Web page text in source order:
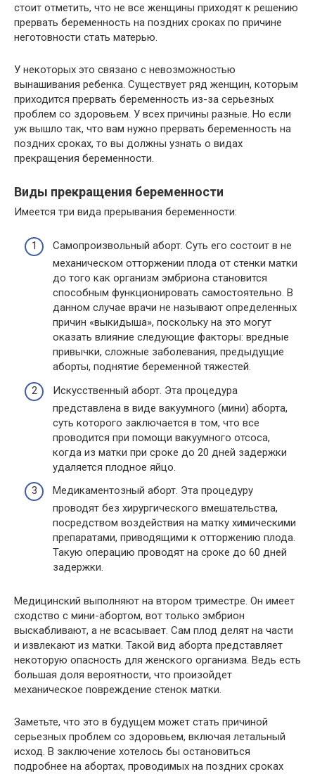
стоит отметить, что не все женщины приходят к решению
прервать беременность на поздних сроках по причине
неготовности стать матерью.
У некоторых это связано с невозможностью
вынашивания ребенка. Существует ряд женщин, которым
приходится прервать беременность из-за серьезных
проблем со здоровьем. У всех причины разные. Но если
уж вышло так, что вам нужно прервать беременность на
поздних сроках, то вы должны узнать о видах
прекращения беременности.
Виды прекращения беременности
Имеется три вида прерывания беременности:
Самопроизвольный аборт. Суть его состоит в не
механическом отторжении плода от стенки матки
до того как организм эмбриона становится
способным функционировать самостоятельно. В
данном случае врачи не называют определенных
причин «выкидыша», поскольку на это могут
оказать влияние следующие факторы: вредные
привычки, сложные заболевания, предыдущие
аборты, поднятие беременной тяжестей.
Искусственный аборт. Эта процедура
представлена в виде вакуумного (мини) аборта,
суть которого заключается в том, что все
проводится при помощи вакуумного отсоса,
когда из матки при сроке до 20 дней задержки
удаляется плодное яйцо.
Медикаментозный аборт. Эта процедуру
проводят без хирургического вмешательства,
посредством воздействия на матку химическими
препаратами, приводящими к отторжению плода.
Такую операцию проводят на сроке до 60 дней
задержки.
Медицинский выполняют на втором триместре. Он имеет
сходство с мини-абортом, вот только эмбрион
выскабливают, а не всасывает. Сам плод делят на части
и извлекают из матки. Такой вид аборта представляет
некоторую опасность для женского организма. Ведь есть
большая доля вероятности, что произойдет
механическое повреждение стенок матки.
Заметьте, что это в будущем может стать причиной
серьезных проблем со здоровьем, включая летальный
исход. В заключение хотелось бы остановиться
подробнее на абортах, проводимых на поздних сроках